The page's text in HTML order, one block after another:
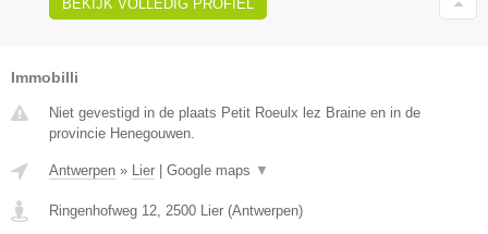
BEKIJK VOLLEDIG PROFIEL
Immobilli
Niet gevestigd in de plaats Petit Roeulx lez Braine en in de
provincie Henegouwen.
Antwerpen » Lier Google maps ▼
Ringenhofweg 12, 2500 Lier (Antwerpen)